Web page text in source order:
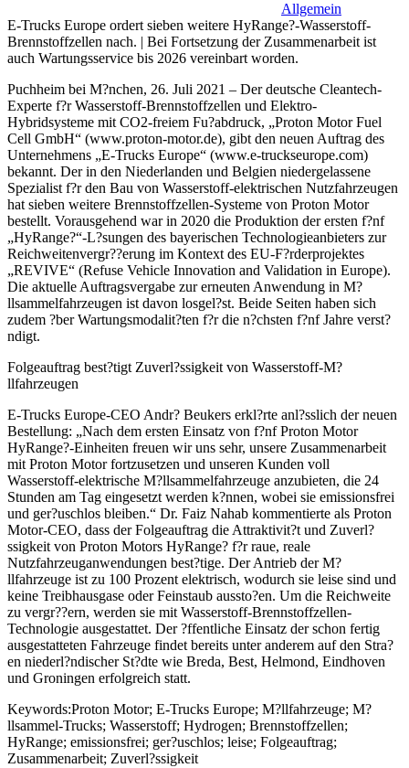
Allgemein
E-Trucks Europe ordert sieben weitere HyRange?-Wasserstoff-
Brennstoffzellen nach. | Bei Fortsetzung der Zusammenarbeit ist
auch Wartungsservice bis 2026 vereinbart worden.
Puchheim bei M?nchen, 26. Juli 2021 – Der deutsche Cleantech-
Experte f?r Wasserstoff-Brennstoffzellen und Elektro-
Hybridsysteme mit CO2-freiem Fu?abdruck, „Proton Motor Fuel
Cell GmbH“ (www.proton-motor.de), gibt den neuen Auftrag des
Unternehmens „E-Trucks Europe“ (www.e-truckseurope.com)
bekannt. Der in den Niederlanden und Belgien niedergelassene
Spezialist f?r den Bau von Wasserstoff-elektrischen Nutzfahrzeugen
hat sieben weitere Brennstoffzellen-Systeme von Proton Motor
bestellt. Vorausgehend war in 2020 die Produktion der ersten f?nf
„HyRange?“-L?sungen des bayerischen Technologieanbieters zur
Reichweitenvergr??erung im Kontext des EU-F?rderprojektes
„REVIVE“ (Refuse Vehicle Innovation and Validation in Europe).
Die aktuelle Auftragsvergabe zur erneuten Anwendung in M?
llsammelfahrzeugen ist davon losgel?st. Beide Seiten haben sich
zudem ?ber Wartungsmodalit?ten f?r die n?chsten f?nf Jahre verst?
ndigt.
Folgeauftrag best?tigt Zuverl?ssigkeit von Wasserstoff-M?
llfahrzeugen
E-Trucks Europe-CEO Andr? Beukers erkl?rte anl?sslich der neuen
Bestellung: „Nach dem ersten Einsatz von f?nf Proton Motor
HyRange?-Einheiten freuen wir uns sehr, unsere Zusammenarbeit
mit Proton Motor fortzusetzen und unseren Kunden voll
Wasserstoff-elektrische M?llsammelfahrzeuge anzubieten, die 24
Stunden am Tag eingesetzt werden k?nnen, wobei sie emissionsfrei
und ger?uschlos bleiben.“ Dr. Faiz Nahab kommentierte als Proton
Motor-CEO, dass der Folgeauftrag die Attraktivit?t und Zuverl?
ssigkeit von Proton Motors HyRange? f?r raue, reale
Nutzfahrzeuganwendungen best?tige. Der Antrieb der M?
llfahrzeuge ist zu 100 Prozent elektrisch, wodurch sie leise sind und
keine Treibhausgase oder Feinstaub aussto?en. Um die Reichweite
zu vergr??ern, werden sie mit Wasserstoff-Brennstoffzellen-
Technologie ausgestattet. Der ?ffentliche Einsatz der schon fertig
ausgestatteten Fahrzeuge findet bereits unter anderem auf den Stra?
en niederl?ndischer St?dte wie Breda, Best, Helmond, Eindhoven
und Groningen erfolgreich statt.
Keywords:Proton Motor; E-Trucks Europe; M?llfahrzeuge; M?
llsammel-Trucks; Wasserstoff; Hydrogen; Brennstoffzellen;
HyRange; emissionsfrei; ger?uschlos; leise; Folgeauftrag;
Zusammenarbeit; Zuverl?ssigkeit